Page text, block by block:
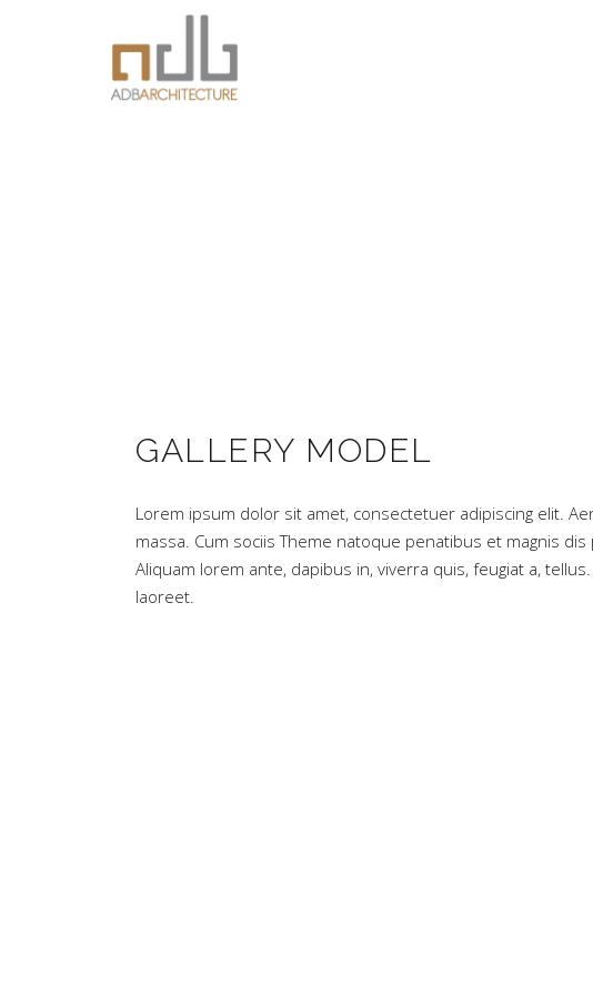
GALLERY MODEL
Lorem ipsum dolor sit amet, consectetuer adipiscing elit.
massa. Cum sociis Theme natoque penatibus et magnis
Aliquam lorem ante, dapibus in, viverra quis, feugiat a,
laoreet.